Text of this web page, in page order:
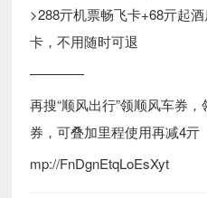
>288亓机票畅飞卡+68亓起
卡，不用随时可退
————
再搜“顺风出行”领顺风车券
券，可叠加里程使用再减4亓
mp://FnDgnEtqLoEsXyt